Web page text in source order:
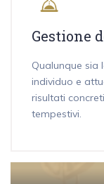
Gestione
Qualunque
individuo e
risultati
tempestivi.